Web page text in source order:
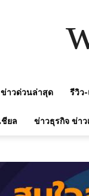
าวด่วนล่าสุด รีวิว
ชียล ข่าวธุรกิจ ข่าว